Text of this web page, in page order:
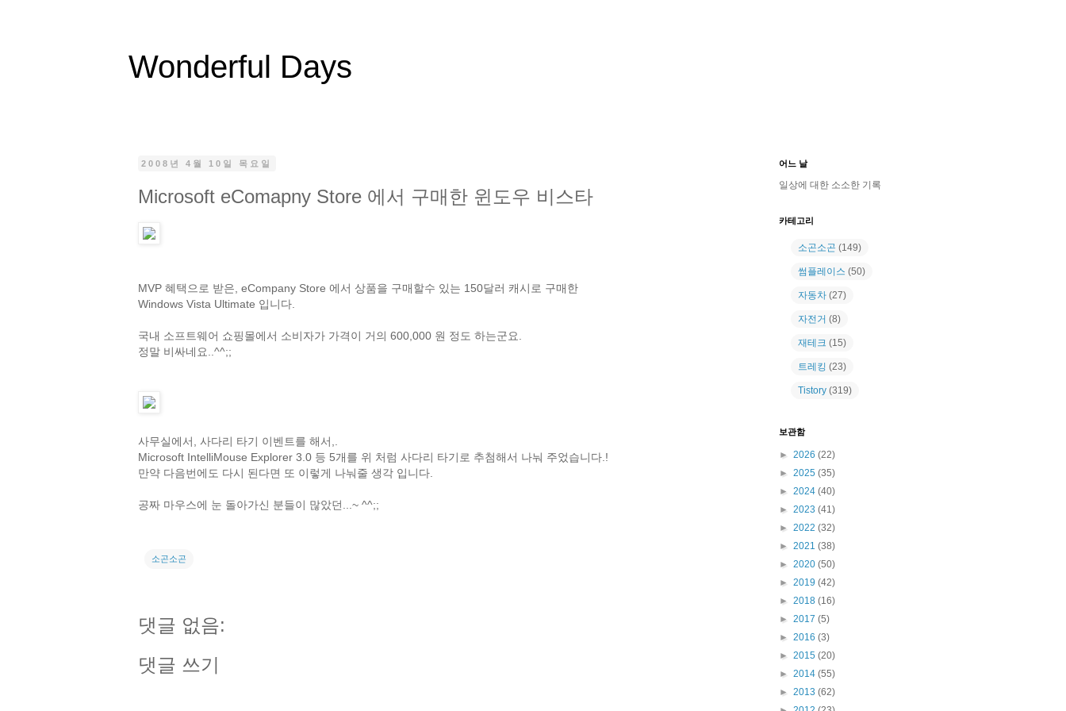
Wonderful Days
2008년 4월 10일 목요일
Microsoft eComapny Store 에서 구매한 윈도우 비스타
MVP 혜택으로 받은, eCompany Store 에서 상품을 구매할수 있는 150달러 캐시로 구매한
Windows Vista Ultimate 입니다.
국내 소프트웨어 쇼핑몰에서 소비자가 가격이 거의 600,000 원 정도 하는군요.
정말 비싸네요..^^;;
사무실에서, 사다리 타기 이벤트를 해서,.
Microsoft IntelliMouse Explorer 3.0 등 5개를 위 처럼 사다리 타기로 추첨해서 나눠 주었습니다.!
만약 다음번에도 다시 된다면 또 이렇게 나눠줄 생각 입니다.
공짜 마우스에 눈 돌아가신 분들이 많았던...~ ^^;;
소곤소곤
댓글 없음:
댓글 쓰기
어느 날
일상에 대한 소소한 기록
카테고리
소곤소곤 (149)
썸플레이스 (50)
자동차 (27)
자전거 (8)
재테크 (15)
트레킹 (23)
Tistory (319)
보관함
► 2026 (22)
► 2025 (35)
► 2024 (40)
► 2023 (41)
► 2022 (32)
► 2021 (38)
► 2020 (50)
► 2019 (42)
► 2018 (16)
► 2017 (5)
► 2016 (3)
► 2015 (20)
► 2014 (55)
► 2013 (62)